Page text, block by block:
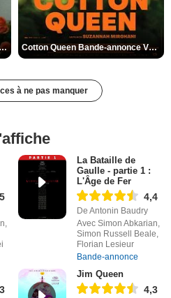
Tokyo Bande-annonce VO STFR Cotton Queen Bande-annonce VO STFR
à ne pas manquer
La Bataille de
Gaulle - partie 1 :
L'Âge de Fer
4,4
De Antonin Baudry
Avec Simon Abkarian,
Simon Russell Beale,
Florian Lesieur
Bande-annonce
Jim Queen
4,3